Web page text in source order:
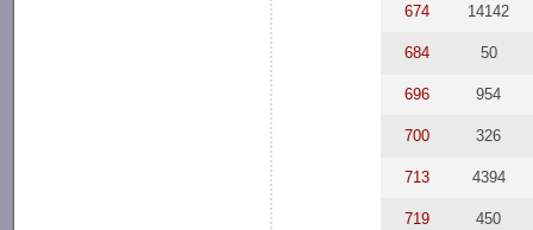
674 14142
684 50
696 954
700 326
713 4394
719 450